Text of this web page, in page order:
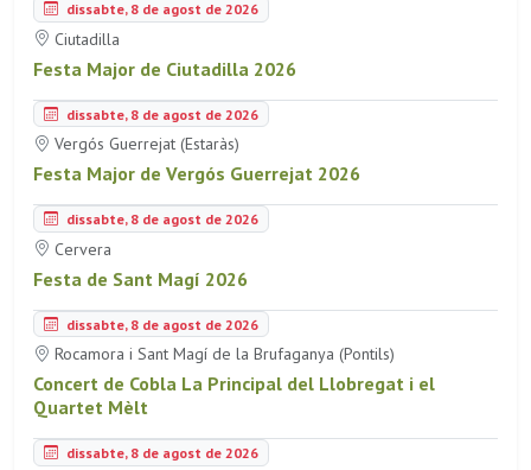
dissabte, 8 de agost de 2026
Ciutadilla
Festa Major de Ciutadilla 2026
dissabte, 8 de agost de 2026
Vergós Guerrejat (Estaràs)
Festa Major de Vergós Guerrejat 2026
dissabte, 8 de agost de 2026
Cervera
Festa de Sant Magí 2026
dissabte, 8 de agost de 2026
Rocamora i Sant Magí de la Brufaganya (Pontils)
Concert de Cobla La Principal del Llobregat i el
Quartet Mèlt
dissabte, 8 de agost de 2026